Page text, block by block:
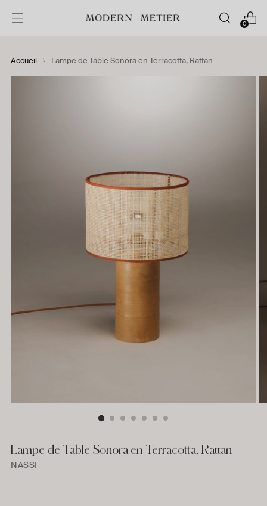
0
Accueil Lampe de Table Sonora en Terracotta, Rattan
Lampe de Table Sonora en Terracotta, Rattan
NASSI